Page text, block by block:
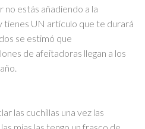
no estás añadiendo a la
tienes UN artículo que te durará
se estimó que
de afeitadoras llegan a los
las cuchillas una vez las
mías las tengo un frasco de